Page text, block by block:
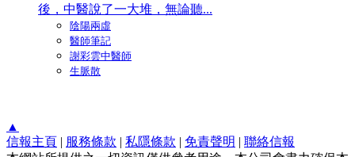
後，中醫說了一大堆，無論聽...
陰陽兩虛
醫師筆記
謝彩雲中醫師
生脈散
▲
信報主頁 | 服務條款 | 私隱條款 | 免責聲明 | 聯絡信報